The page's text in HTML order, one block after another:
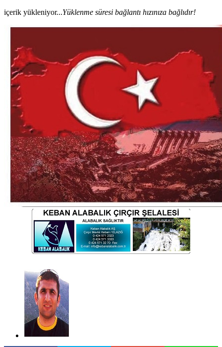
içerik yükleniyor...Yüklenme süresi bağlantı hızınıza bağlıdır!